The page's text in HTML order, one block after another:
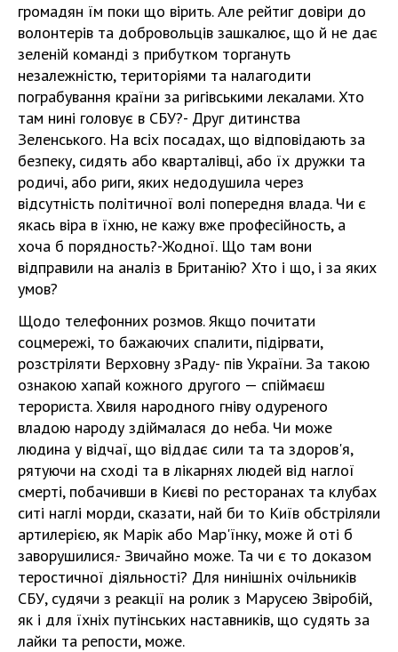
громадян їм поки що вірить. Але рейтиг довіри до
волонтерів та добровольців зашкалює, що й не дає
зеленій команді з прибутком торгануть
незалежністю, територіями та налагодити
пограбування країни за ригівськими лекалами. Хто
там нині головує в СБУ?- Друг дитинства
Зеленського. На всіх посадах, що відповідають за
безпеку, сидять або кварталівці, або їх дружки та
родичі, або риги, яких недодушила через
відсутність політичної волі попередня влада. Чи є
якась віра в їхню, не кажу вже професійность, а
хоча б порядность?-Жодної. Що там вони
відправили на аналіз в Британію? Хто і що, і за яких
умов?
Щодо телефонних розмов. Якщо почитати
соцмережі, то бажаючих спалити, підірвати,
розстріляти Верховну зРаду- пів України. За такою
ознакою хапай кожного другого — спіймаєш
терориста. Хвиля народного гніву одуреного
владою народу здіймалася до неба. Чи може
людина у відчаї, що віддає сили та та здоров'я,
рятуючи на сході та в лікарнях людей від наглої
смерті, побачивши в Києві по ресторанах та клубах
ситі наглі морди, сказати, най би то Київ обстріляли
артилерією, як Марік або Мар'їнку, може й оті б
заворушилися.- Звичайно може. Та чи є то доказом
теростичної діяльності? Для нинішніх очільників
СБУ, судячи з реакції на ролик з Марусею Звіробій,
як і для їхніх путінських наставників, що судять за
лайки та репости, може.